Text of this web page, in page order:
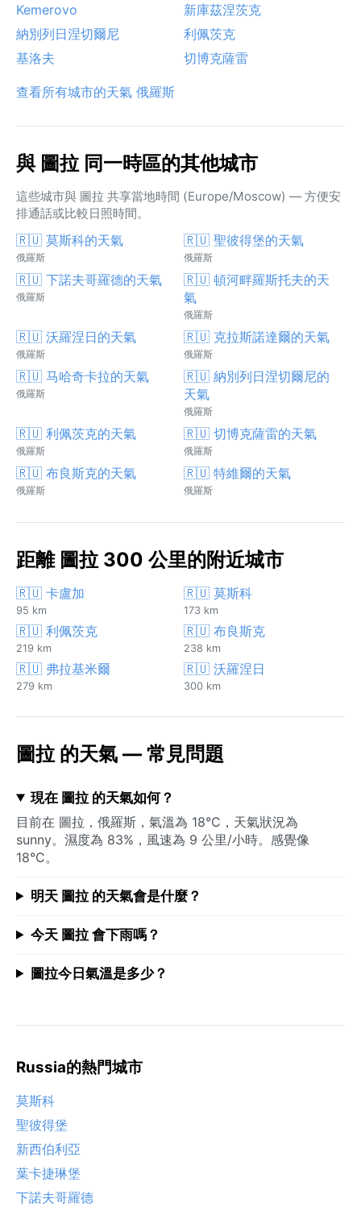
Kemerovo
新庫茲涅茨克
納別列日涅切爾尼
利佩茨克
基洛夫
切博克薩雷
查看所有城市的天氣 俄羅斯
與 圖拉 同一時區的其他城市
這些城市與 圖拉 共享當地時間 (Europe/Moscow) — 方便安
排通話或比較日照時間。
🇷🇺 莫斯科的天氣
俄羅斯
🇷🇺 聖彼得堡的天氣
俄羅斯
🇷🇺 下諾夫哥羅德的天氣
俄羅斯
🇷🇺 頓河畔羅斯托夫的天
氣
俄羅斯
🇷🇺 沃羅涅日的天氣
俄羅斯
🇷🇺 克拉斯諾達爾的天氣
俄羅斯
🇷🇺 马哈奇卡拉的天氣
俄羅斯
🇷🇺 納別列日涅切爾尼的
天氣
俄羅斯
🇷🇺 利佩茨克的天氣
俄羅斯
🇷🇺 切博克薩雷的天氣
俄羅斯
🇷🇺 布良斯克的天氣
俄羅斯
🇷🇺 特維爾的天氣
俄羅斯
距離 圖拉 300 公里的附近城市
🇷🇺 卡盧加
95 km
🇷🇺 莫斯科
173 km
🇷🇺 利佩茨克
219 km
🇷🇺 布良斯克
238 km
🇷🇺 弗拉基米爾
279 km
🇷🇺 沃羅涅日
300 km
圖拉 的天氣 — 常見問題
現在 圖拉 的天氣如何？
目前在 圖拉，俄羅斯，氣溫為 18°C，天氣狀況為
sunny。濕度為 83%，風速為 9 公里/小時。感覺像
18°C。
明天 圖拉 的天氣會是什麼？
今天 圖拉 會下雨嗎？
圖拉今日氣溫是多少？
Russia的熱門城市
莫斯科
聖彼得堡
新西伯利亞
葉卡捷琳堡
下諾夫哥羅德